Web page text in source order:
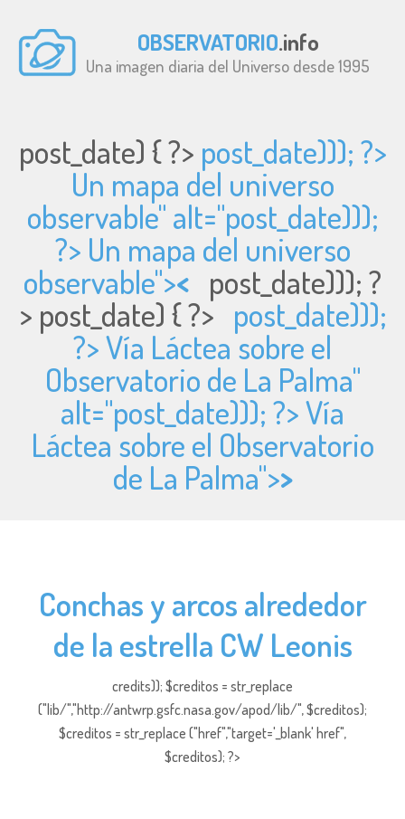
OBSERVATORIO.info
Una imagen diaria del Universo desde 1995
post_date) { ?> post_date))); ?>
Un mapa del universo
observable" alt="post_date)));
?> Un mapa del universo
observable">< post_date))); ?
> post_date) { ?> post_date)));
?> Vía Láctea sobre el
Observatorio de La Palma"
alt="post_date))); ?> Vía
Láctea sobre el Observatorio
de La Palma">>
Conchas y arcos alrededor
de la estrella CW Leonis
credits)); $creditos = str_replace
("lib/","http://antwrp.gsfc.nasa.gov/apod/lib/", $creditos);
$creditos = str_replace ("href","target='_blank' href",
$creditos); ?>